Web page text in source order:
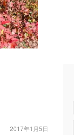
2017年1月5日